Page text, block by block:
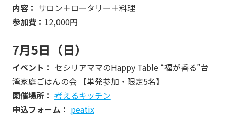
内容： サロン＋ロータリー＋料理
参加費： 12,000円
7月5日（日）
イベント： セシリアママのHappy Table “福が香る”台
湾家庭ごはんの会 【単発参加・限定5名】
開催場所： 考えるキッチン
申込フォーム： peatix